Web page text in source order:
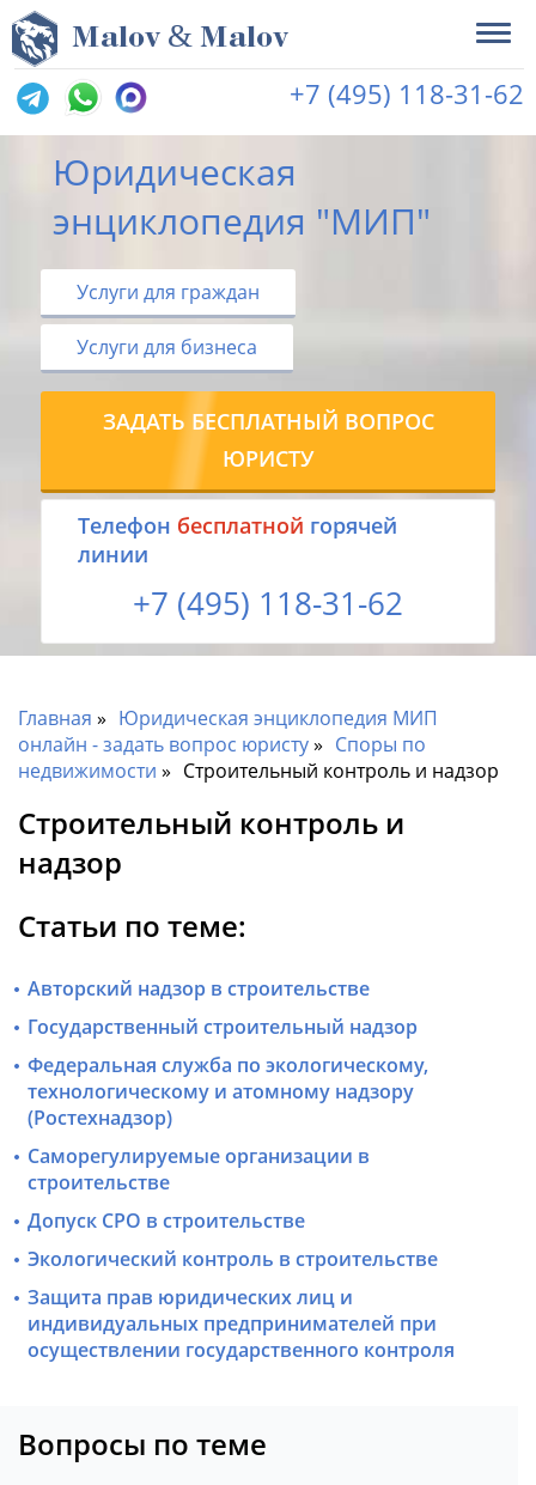
Malov & Malov
+7 (495) 118-31-62
Юридическая
энциклопедия "МИП"
Услуги для граждан
Услуги для бизнеса
ЗАДАТЬ БЕСПЛАТНЫЙ ВОПРОС
ЮРИСТУ
Tелефон бесплатной горячей
линии
+7 (495) 118-31-62
Главная
Юридическая энциклопедия МИП
онлайн - задать вопрос юристу
Споры по
недвижимости
Строительный контроль и надзор
Строительный контроль и
надзор
Статьи по теме:
Авторский надзор в строительстве
Государственный строительный надзор
Федеральная служба по экологическому,
технологическому и атомному надзору
(Ростехнадзор)
Саморегулируемые организации в
строительстве
Допуск СРО в строительстве
Экологический контроль в строительстве
Защита прав юридических лиц и
индивидуальных предпринимателей при
осуществлении государственного контроля
Вопросы по теме